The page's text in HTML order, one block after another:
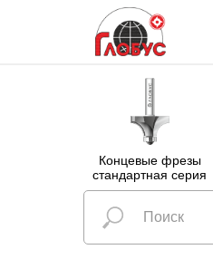
Концевые фрезы
стандартная серия